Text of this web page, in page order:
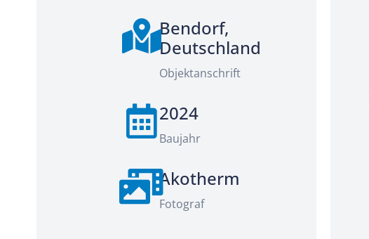
Bendorf,
Deutschland
Objektanschrift
2024
Baujahr
Akotherm
Fotograf